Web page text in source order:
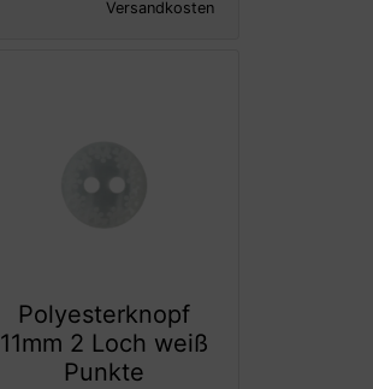
Versandkosten
Polyesterknopf
11mm 2 Loch weiß
Punkte